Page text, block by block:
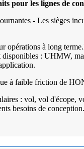
pour les lignes de
- Les sièges
opérations à long
: UHMW,
à faible friction de
: vol, vol
besoins de conception.